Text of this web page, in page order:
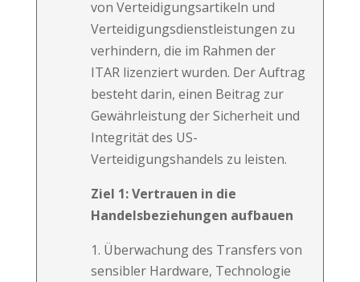
von Verteidigungsartikeln und
Verteidigungsdienstleistungen zu
verhindern, die im Rahmen der
ITAR lizenziert wurden. Der Auftrag
besteht darin, einen Beitrag zur
Gewährleistung der Sicherheit und
Integrität des US-
Verteidigungshandels zu leisten.
Ziel 1: Vertrauen in die
Handelsbeziehungen aufbauen
Überwachung des Transfers von
sensibler Hardware, Technologie